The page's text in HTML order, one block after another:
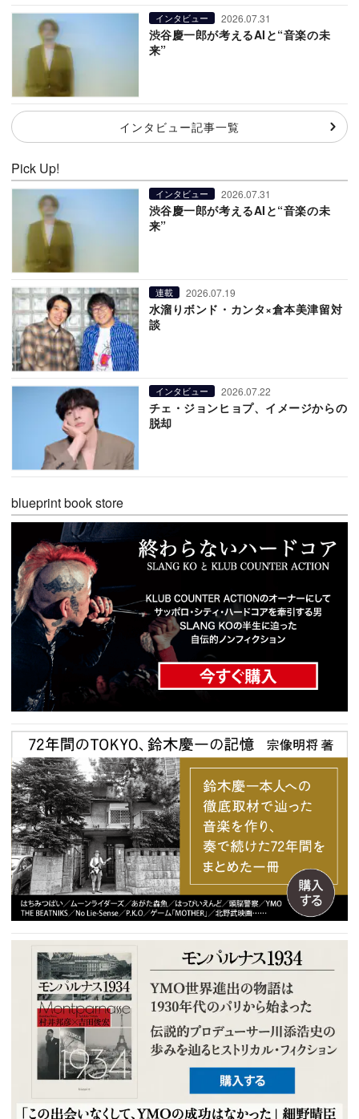
インタビュー 2026.07.31
渋谷慶一郎が考えるAIと“音楽の未
来”
インタビュー記事一覧
Pick Up!
インタビュー 2026.07.31
渋谷慶一郎が考えるAIと“音楽の未
来”
連載 2026.07.19
水溜りボンド・カンタ×倉本美津留対
談
インタビュー 2026.07.22
チェ・ジョンヒョプ、イメージからの
脱却
blueprint book store